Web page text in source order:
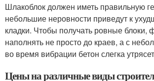
Шлакоблок должен иметь правильную
небольшие неровности приведут к
кладки. Чтобы получать ровные
наполнять не просто до краев, а с
во время вибрации бетон слегка
Цены на различные виды